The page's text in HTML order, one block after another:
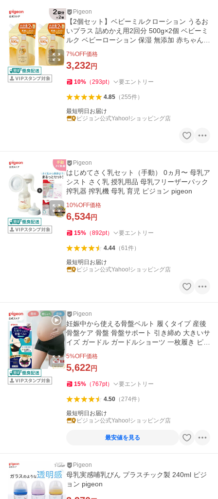
Pigeon
【2個セット】ベビーミルクローション うるお
いプラス 詰めかえ用2回分 500g×2個 ベビーミ
ルク ベビーローション 保湿 無添加 赤ちゃん用
7%OFF価格
3,232円
10% （293pt） 要エントリー
4.85（255件）
最短明日お届け
ピジョン公式Yahoo!ショッピング店
Pigeon
はじめてさく乳セット（手動） 0ヵ月〜 母乳ア
シスト さく乳 授乳用品 母乳フリーザーパック
搾乳器 搾乳機 母乳 育児 ピジョン pigeon
10%OFF価格
6,534円
15% （892pt） 要エントリー
4.44（61件）
最短明日お届け
ピジョン公式Yahoo!ショッピング店
Pigeon
妊娠中から使える骨盤ベルト 履くタイプ 産後
骨盤ケア 骨盤 骨盤サポート 引き締め 大きいサ
イズ ガードル ガードルショーツ 一枚履き ピジ
5%OFF価格
5,622円
15% （767pt） 要エントリー
4.50（274件）
最短明日お届け
ピジョン公式Yahoo!ショッピング店
最安値を見る
Pigeon
母乳実感哺乳びん プラスチック製 240ml ピジ
ョン pigeon